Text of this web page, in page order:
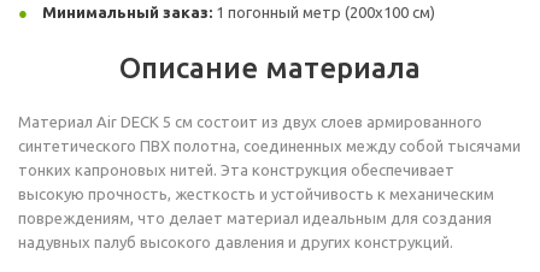
Минимальный заказ: 1 погонный метр (200х100 см)
Описание материала
Материал Air DECK 5 см состоит из двух слоев армированного
синтетического ПВХ полотна, соединенных между собой тысячами
тонких капроновых нитей. Эта конструкция обеспечивает
высокую прочность, жесткость и устойчивость к механическим
повреждениям, что делает материал идеальным для создания
надувных палуб высокого давления и других конструкций.